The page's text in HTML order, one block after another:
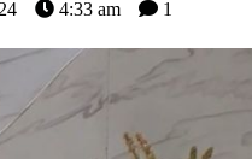
4:33 am 1